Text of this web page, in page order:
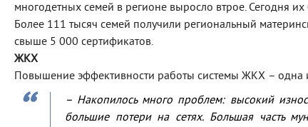
многодетных семей в регионе выросло втрое. Сегодня
Более 111 тысяч семей получили региональный
свыше 5 000 сертификатов.
ЖКХ
Повышение эффективности работы системы ЖКХ – одна
– Накопилось много проблем: высокий
большие потери на сетях. Большая часть